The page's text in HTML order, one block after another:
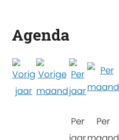
Agenda
Per
Per